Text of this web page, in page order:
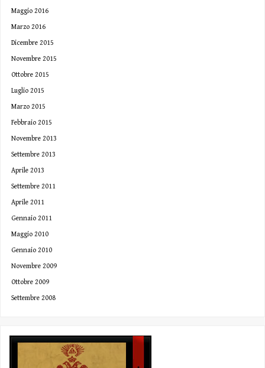
Maggio 2016
Marzo 2016
Dicembre 2015
Novembre 2015
Ottobre 2015
Luglio 2015
Marzo 2015
Febbraio 2015
Novembre 2013
Settembre 2013
Aprile 2013
Settembre 2011
Aprile 2011
Gennaio 2011
Maggio 2010
Gennaio 2010
Novembre 2009
Ottobre 2009
Settembre 2008